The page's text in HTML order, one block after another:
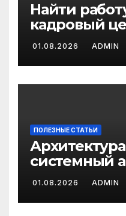
Найти
кадровый
можно в два
01.08.2026 ADMIN
ПОЛЕЗНЫЕ СТАТЬИ
системный
системы
бизнес-
01.08.2026 ADMIN